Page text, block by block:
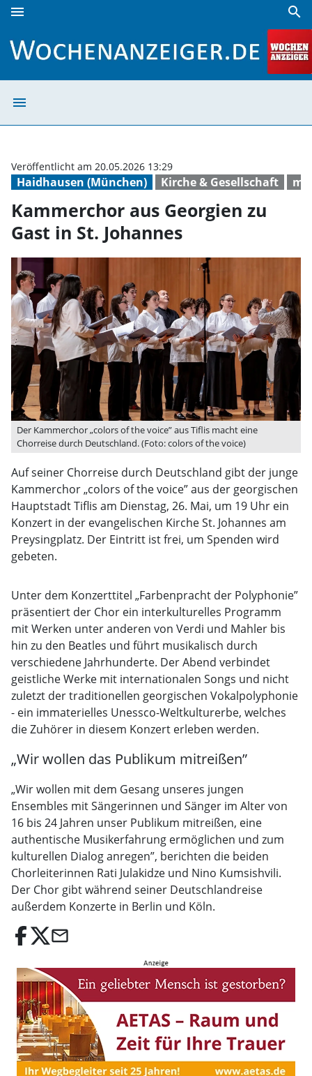
menu search
menu
Haidhausen (München) Kirche & Gesellschaft
Veröffentlicht am 20.05.2026 13:29
Kammerchor aus Georgien zu
Gast in St. Johannes
Der Kammerchor „colors of the voice” aus Tiflis macht eine
Chorreise durch Deutschland. (Foto: colors of the voice)
Auf seiner Chorreise durch Deutschland gibt der junge
Kammerchor „colors of the voice” aus der georgischen
Hauptstadt Tiflis am Dienstag, 26. Mai, um 19 Uhr ein
Konzert in der evangelischen Kirche St. Johannes am
Preysingplatz. Der Eintritt ist frei, um Spenden wird
gebeten.
Unter dem Konzerttitel „Farbenpracht der Polyphonie”
präsentiert der Chor ein interkulturelles Programm
mit Werken unter anderen von Verdi und Mahler bis
hin zu den Beatles und führt musikalisch durch
verschiedene Jahrhunderte. Der Abend verbindet
geistliche Werke mit internationalen Songs und nicht
zuletzt der traditionellen georgischen Vokalpolyphonie
- ein immaterielles Unessco-Weltkulturerbe, welches
die Zuhörer in diesem Konzert erleben werden.
„Wir wollen das Publikum mitreißen”
„Wir wollen mit dem Gesang unseres jungen
Ensembles mit Sängerinnen und Sänger im Alter von
16 bis 24 Jahren unser Publikum mitreißen, eine
authentische Musikerfahrung ermöglichen und zum
kulturellen Dialog anregen”, berichten die beiden
Chorleiterinnen Rati Julakidze und Nino Kumsishvili.
Der Chor gibt während seiner Deutschlandreise
außerdem Konzerte in Berlin und Köln.
email